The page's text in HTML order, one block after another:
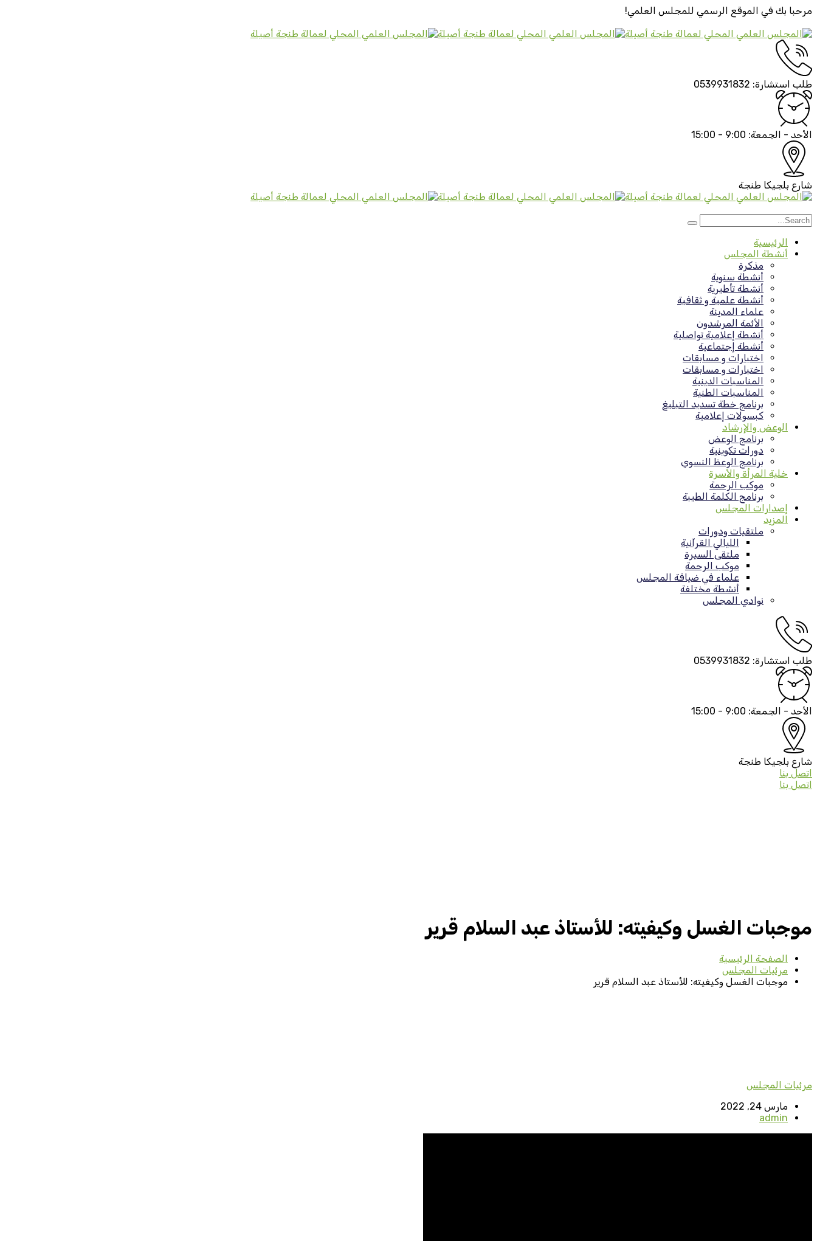
مرحبا بك في الموقع الرسمي للمجلس العلمي!
طلب استشارة: 0539931832
الأحد - الجمعة: 9:00 - 15:00
شارع بلجيكا طنجة
الرئيسية
أنشطة المجلس
مذكرة
أنشطة سنوية
أنشطة تأطيرية
أنشطة علمية و ثقافية
علماء المدينة
الأئمة المرشدون
أنشطة إعلامية تواصلية
أنشطة إجتماعية
اختبارات و مسابقات
اختبارات و مسابقات
المناسبات الدينية
المناسبات الطنية
برنامج خطة تسديد التبليغ
كبسولات إعلامية
الوعض والإرشاد
برنامج الوعض
دورات تكوينية
برنامج الوعظ النسوي
خلية المرأة والأسرة
موكب الرحمة
برنامج الكلمة الطيبة
إصدارات المجلس
المزيد
ملتقيات ودورات
الليالي القرآنية
ملتقى السيرة
موكب الرحمة
علماء في ضيافة المجلس
أنشطة مختلفة
نوادي المجلس
طلب استشارة: 0539931832
الأحد - الجمعة: 9:00 - 15:00
شارع بلجيكا طنجة
اتصل بنا
اتصل بنا
موجبات الغسل وكيفيته: للأستاذ عبد السلام قرير
الصفحة الرئيسية
مرئيات المجلس
موجبات الغسل وكيفيته: للأستاذ عبد السلام قرير
مرئيات المجلس
مارس 24, 2022
admin